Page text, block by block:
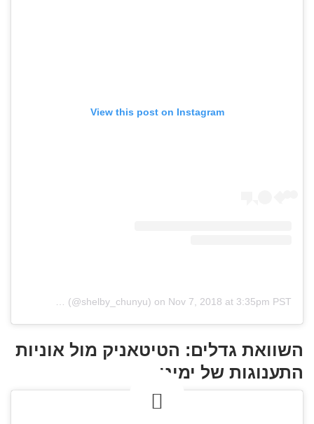
View this post on Instagram
(@shelby_chunyu) on Nov 7, 2018 at 3:35pm PST
השוואת גדלים: הטיטאניק מול אוניות
התענוגות של ימינו